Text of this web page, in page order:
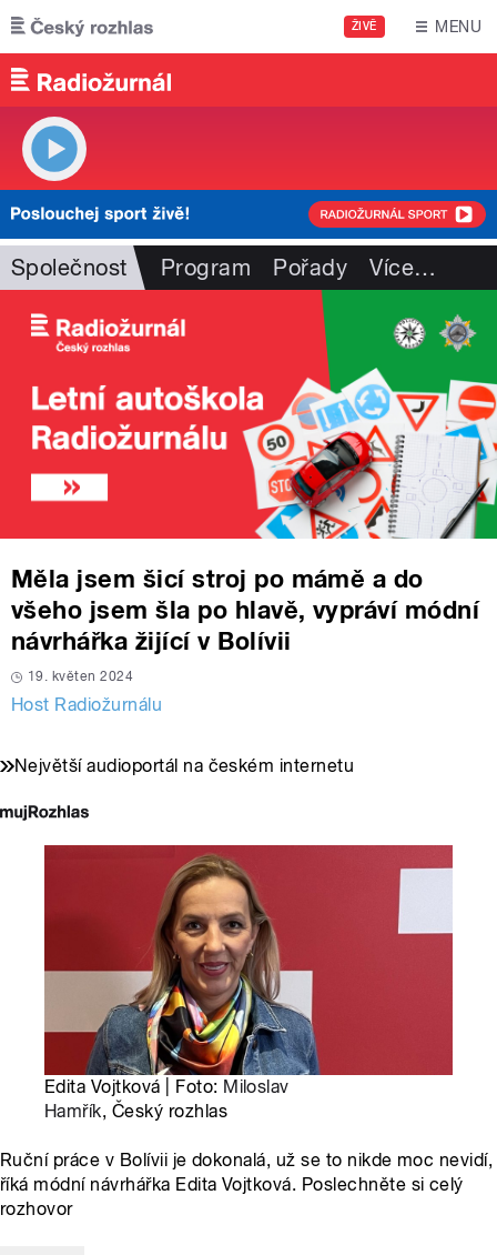
Přejít k hlavnímu obsahu
ŽIVĚ MENU
Společnost Program Pořady Více…
Měla jsem šicí stroj po mámě a do
všeho jsem šla po hlavě, vypráví módní
návrhářka žijící v Bolívii
19. květen 2024
Host Radiožurnálu
Největší audioportál na českém internetu
Edita Vojtková | Foto: Miloslav
Hamřík, Český rozhlas
Ruční práce v Bolívii je dokonalá, už se to nikde moc nevidí,
říká módní návrhářka Edita Vojtková. Poslechněte si celý
rozhovor